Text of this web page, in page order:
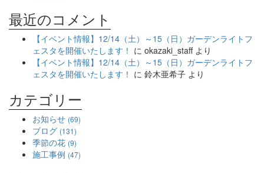
最近のコメント
【イベント情報】12/14（土）～15（日）ガーデンライトフ
ェスタを開催いたします！ に okazaki_staffより
【イベント情報】12/14（土）～15（日）ガーデンライトフ
ェスタを開催いたします！ に 鈴木亜希子 より
カテゴリー
お知らせ (69)
ブログ (131)
季節の花 (9)
施工事例 (47)